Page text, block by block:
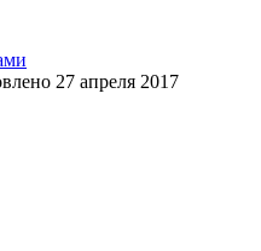
27 апреля 2017